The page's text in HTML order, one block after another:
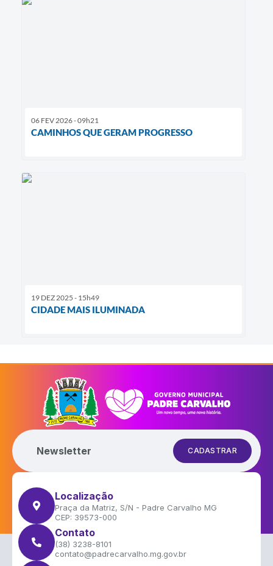
06 FEV 2026 - 09h21
CAMINHOS QUE GERAM PROGRESSO
19 DEZ 2025 - 15h49
CIDADE MAIS ILUMINADA
Newsletter CADASTRAR
Localização
Praça da Matriz, S/N - Padre Carvalho MG
CEP: 39573-000
Contato
(38) 3238-8101
contato@padrecarvalho.mg.gov.br